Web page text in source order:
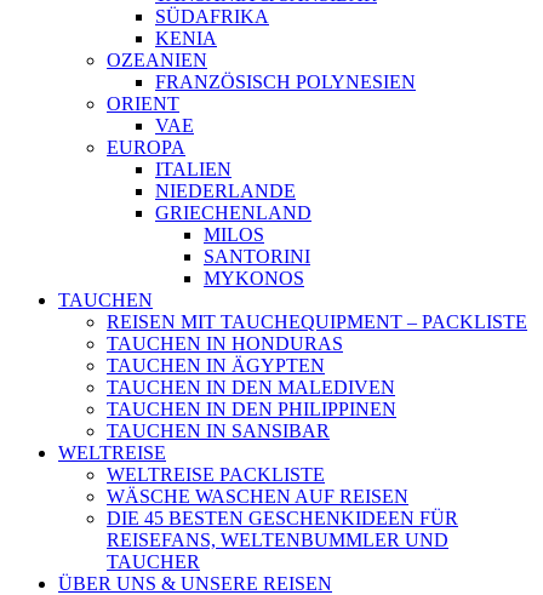
SÜDAFRIKA
KENIA
OZEANIEN
FRANZÖSISCH POLYNESIEN
ORIENT
VAE
EUROPA
ITALIEN
NIEDERLANDE
GRIECHENLAND
MILOS
SANTORINI
MYKONOS
TAUCHEN
REISEN MIT TAUCHEQUIPMENT – PACKLISTE
TAUCHEN IN HONDURAS
TAUCHEN IN ÄGYPTEN
TAUCHEN IN DEN MALEDIVEN
TAUCHEN IN DEN PHILIPPINEN
TAUCHEN IN SANSIBAR
WELTREISE
WELTREISE PACKLISTE
WÄSCHE WASCHEN AUF REISEN
DIE 45 BESTEN GESCHENKIDEEN FÜR
REISEFANS, WELTENBUMMLER UND
TAUCHER
ÜBER UNS & UNSERE REISEN